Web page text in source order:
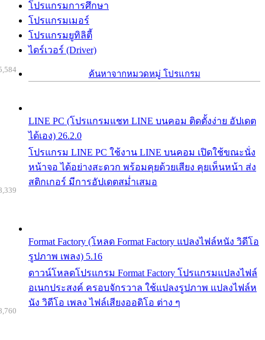
โปรแกรมการศึกษา
โปรแกรมเมอร์
โปรแกรมยูทิลิตี้
ไดร์เวอร์ (Driver)
ค้นหาจากหมวดหมู่ โปรแกรม
LINE PC (โปรแกรมแชท LINE บนคอม ติดตั้งง่าย อัปเดต
ได้เอง) 26.2.0
โปรแกรม LINE PC ใช้งาน LINE บนคอม เปิดใช้ขณะนั่ง
หน้าจอ ได้อย่างสะดวก พร้อมคุยด้วยเสียง คุยเห็นหน้า ส่ง
สติกเกอร์ มีการอัปเดตสม่ำเสมอ
Format Factory (โหลด Format Factory แปลงไฟล์หนัง วิดีโอ
รูปภาพ เพลง) 5.16
ดาวน์โหลดโปรแกรม Format Factory โปรแกรมแปลงไฟล์
อเนกประสงค์ ครอบจักรวาล ใช้แปลงรูปภาพ แปลงไฟล์ห
นัง วิดีโอ เพลง ไฟล์เสียงออดิโอ ต่าง ๆ